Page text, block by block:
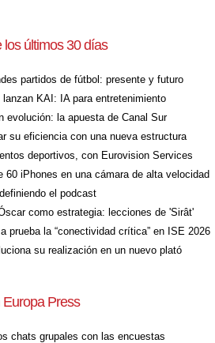
los últimos 30 días
partidos de fútbol: presente y futuro
KAI: IA para entretenimiento
evolución: la apuesta de Canal Sur
su eficiencia con una nueva estructura
deportivos, con Eurovision Services
60 iPhones en una cámara de alta velocidad
el podcast
como estrategia: lecciones de 'Sirât'
prueba la “conectividad crítica” en ISE 2026
su realización en un nuevo plató
Press
chats grupales con las encuestas